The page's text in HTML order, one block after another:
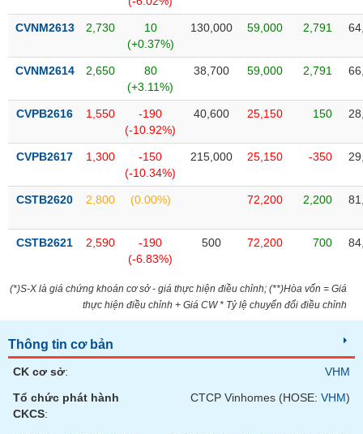
CVNM2613 2,730
10
(+0.37%)
130,000 59,000 2,791
CVNM2614 2,650
80
(+3.11%)
38,700 59,000 2,791
CVPB2616 1,550
-190
(-10.92%)
40,600 25,150 150
CVPB2617 1,300
-150
(-10.34%)
215,000 25,150 -350
CSTB2620 2,800 (0.00%) 72,200 2,200
CSTB2621 2,590
-190
(-6.83%)
500 72,200 700
(*)S-X là giá chứng khoán cơ sở - giá thực hiện điều chỉnh; (**)Hòa vốn = Giá
thực hiện điều chỉnh + Giá CW * Tỷ lệ chuyển đổi điều chỉnh
Thông tin cơ bản
CK cơ sở:
VHM
Tổ chức phát hành
CKCS:
CTCP Vinhomes (HOSE: VHM)
VỤ
TRUYỀN
ÍCH
SẢN
chứng
khoán